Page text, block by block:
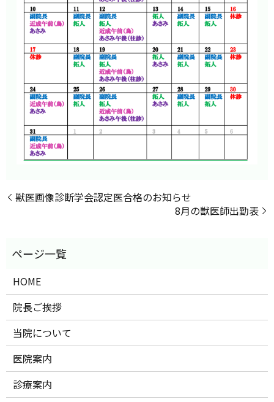
獣医画像診断学会認定医合格のお知らせ
8月の獣医師出勤表
HOME
院長ご挨拶
当院について
医院案内
診療案内